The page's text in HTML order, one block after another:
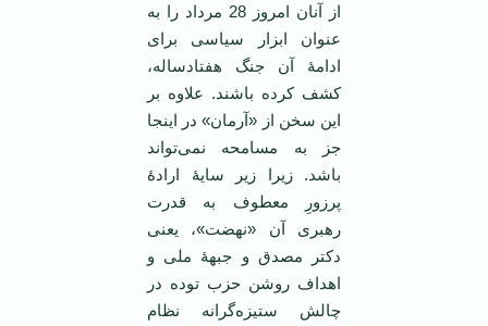
از آنان امروز 28 مرداد را به
عنوان ابزار سیاسی برای
ادامۀ آن جنگ هفتادساله،
کشف کرده باشند. علاوه بر
این سخن از «آرمان» در اینجا
جز به مسامحه نمی‌تواند
باشد. زیرا زیر سایۀ ارادۀ
پرزورِ معطوف به قدرت
رهبری آن «نهضت»، یعنی
دکتر مصدق و جبهۀ ملی و
اهداف روشن حزب توده در
چالش ستیزه‌گرانه نظام